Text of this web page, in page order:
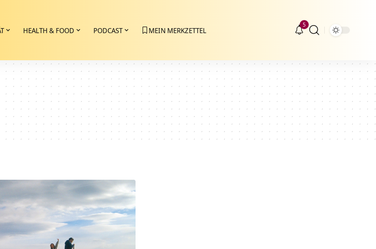
HEALTH & FOOD PODCAST MEIN MERKZETTEL
5